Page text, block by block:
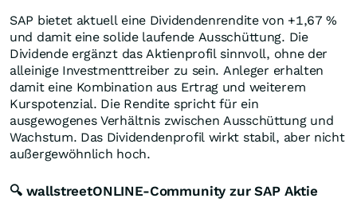
SAP bietet aktuell eine Dividendenrendite von +1,67%
und damit eine solide laufende Ausschüttung. Die
Dividende ergänzt das Aktienprofil sinnvoll, ohne der
alleinige Investmenttreiber zu sein. Anleger erhalten
damit eine Kombination aus Ertrag und weiterem
Kurspotenzial. Die Rendite spricht für ein
ausgewogenes Verhältnis zwischen Ausschüttung und
Wachstum. Das Dividendenprofil wirkt stabil, aber nicht
außergewöhnlich hoch.
🔍 wallstreetONLINE-Community zur SAP Aktie